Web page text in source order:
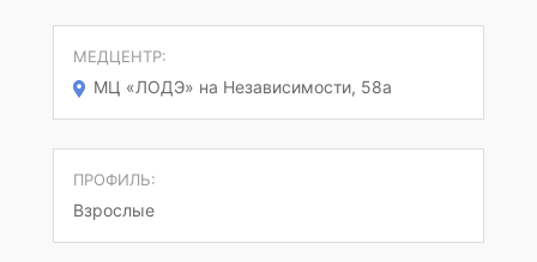
МЕДЦЕНТР:
МЦ «ЛОДЭ» на Независимости, 58а
ПРОФИЛЬ:
Взрослые